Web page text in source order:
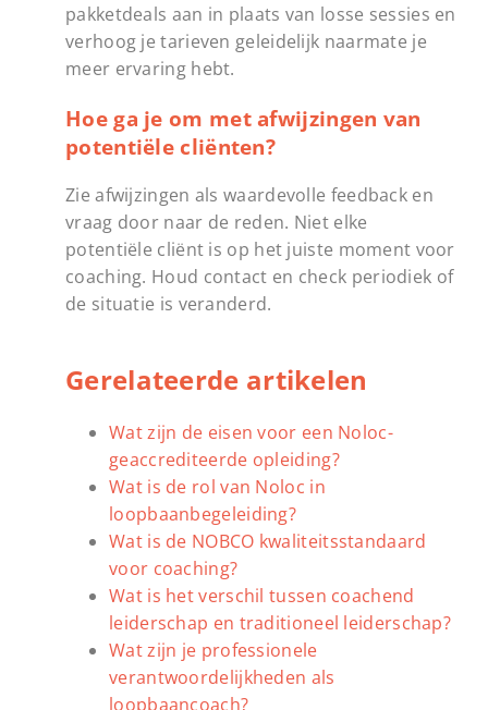
pakketdeals aan in plaats van losse sessies en
verhoog je tarieven geleidelijk naarmate je
meer ervaring hebt.
Hoe ga je om met afwijzingen van
potentiële cliënten?
Zie afwijzingen als waardevolle feedback en
vraag door naar de reden. Niet elke
potentiële cliënt is op het juiste moment voor
coaching. Houd contact en check periodiek of
de situatie is veranderd.
Gerelateerde artikelen
Wat zijn de eisen voor een Noloc-
geaccrediteerde opleiding?
Wat is de rol van Noloc in
loopbaanbegeleiding?
Wat is de NOBCO kwaliteitsstandaard
voor coaching?
Wat is het verschil tussen coachend
leiderschap en traditioneel leiderschap?
Wat zijn je professionele
verantwoordelijkheden als
loopbaancoach?